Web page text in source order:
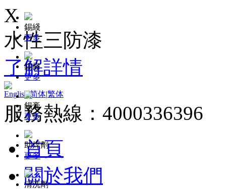
X
水性三防漆
了解詳情
English|简体|繁体
服務熱線：4000336396
首頁
關於我們
錫綫
更多
錫條
更多
錫膏
更多
助焊劑
更多
清洗劑